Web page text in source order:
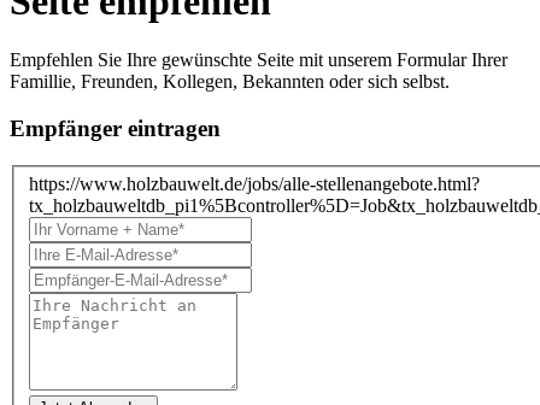
Empfehlen Sie Ihre gewünschte Seite mit unserem Formular Ihrer
Famillie, Freunden, Kollegen, Bekannten oder sich selbst.
Empfänger eintragen
https://www.holzbauwelt.de/jobs/alle-stellenangebote.html?